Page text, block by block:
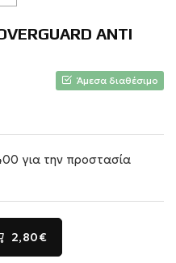
ANTI
Άμεσα διαθέσιμο
για την προστασία
2,80€